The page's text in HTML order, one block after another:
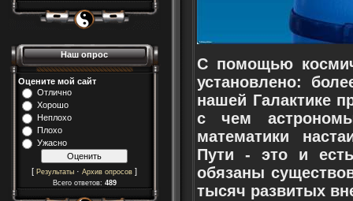
Наш опрос
Оцените мой сайт
Отлично
Хорошо
Неплохо
Плохо
Ужасно
[ Результаты · Архив опросов ]
Всего ответов: 489
С помощью
установлено:
нашей Галактике
с чем
математики
Пути - это и
обязаны
тысяч развитых